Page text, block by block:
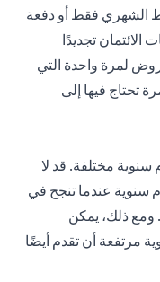
الشهري فقط أو دفعة
تجديدًا
لمرة واحدة التي
تحتاج فيها إلى
مختلفة. قد لا
سنوية عندما تنجح في
ومع ذلك، يمكن
مرتفعة أن تقدم أيضًا